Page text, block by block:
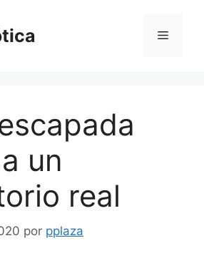
Menú
un
real
por pplaza